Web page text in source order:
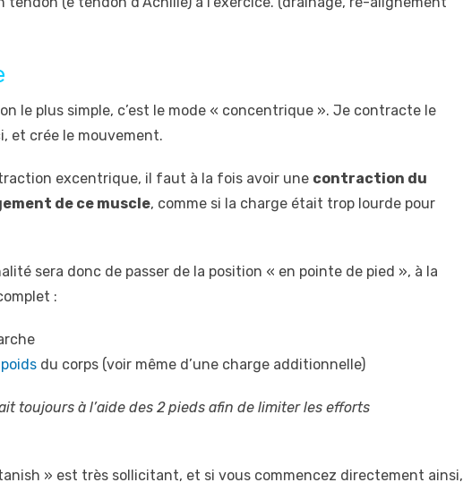
le plus simple, c’est le mode « concentrique ». Je contracte le
et crée le mouvement.
excentrique, il faut à la fois avoir une contraction du
de ce muscle, comme si la charge était trop lourde pour
sera donc de passer de la position « en pointe de pied », à la
:
poids du corps (voir même d’une charge additionnelle)
toujours à l’aide des 2 pieds afin de limiter les efforts
» est très sollicitant, et si vous commencez directement ainsi,